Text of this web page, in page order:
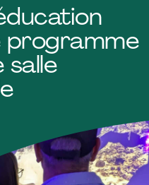
programme
salle